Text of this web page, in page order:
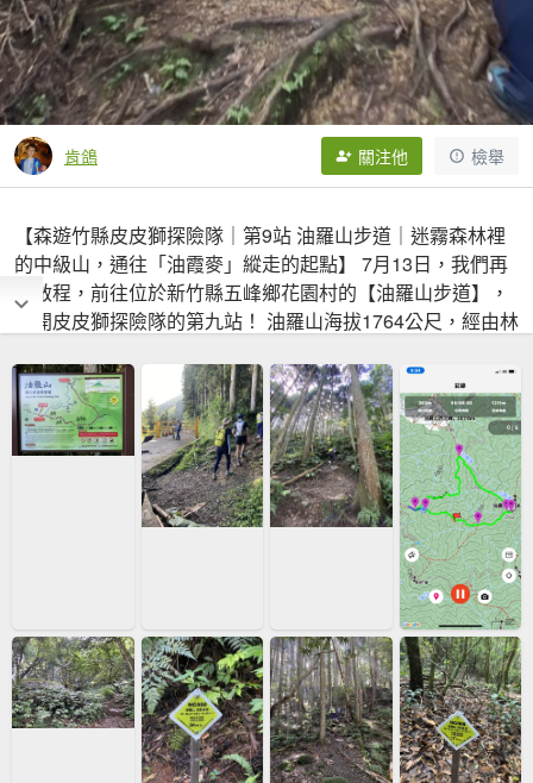
肯鴿 關注他 檢舉
【森遊竹縣皮皮獅探險隊｜第9站 油羅山步道｜迷霧森林裡
的中級山，通往「油霞麥」縱走的起點】 7月13日，我們再
度啟程，前往位於新竹縣五峰鄉花園村的【油羅山步道】，
展開皮皮獅探險隊的第九站！ 油羅山海拔1764公尺，經由林
達第一登山口。起登後一路由杉木林圍繞，山徑緩陡交錯，
步行約1.5~2小時即可登頂。山頂展望受限，但在天氣晴朗
時，仍可望見油霞稜線與大霸群峰的壯麗輪廓。 油羅山也是
著名的「油霞麥」中級山縱走的起點，後段可續行霞山、麥
巴來山，路線艱難，僅適合具經驗山友挑戰。 此行選擇由三
叉路口下切至第二登山口，再步行羅山林道回起點，體驗完